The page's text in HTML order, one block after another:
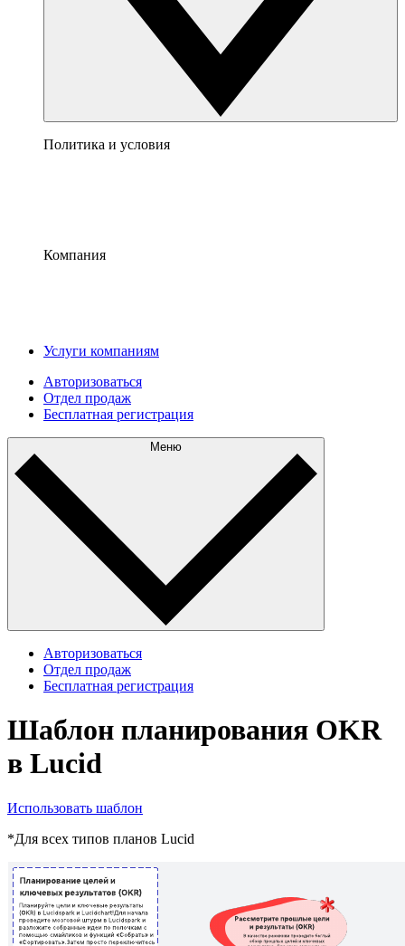
Политика и условия
Компания
Услуги компаниям
Авторизоваться
Отдел продаж
Бесплатная регистрация
Меню
Авторизоваться
Отдел продаж
Бесплатная регистрация
Шаблон планирования OKR
в Lucid
Использовать шаблон
*Для всех типов планов Lucid